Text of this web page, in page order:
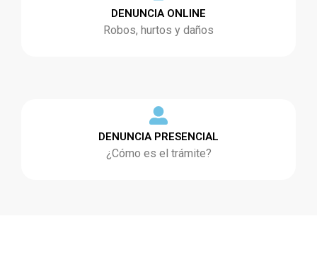
DENUNCIA ONLINE
Robos, hurtos y daños
DENUNCIA PRESENCIAL
¿Cómo es el trámite?